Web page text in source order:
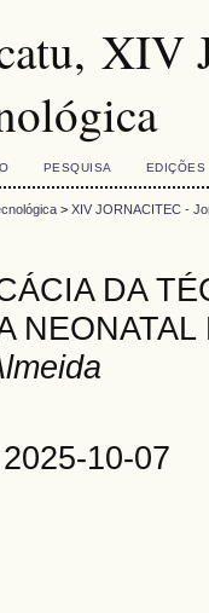
XIV
PESQUISA EDIÇÕES
> XIV JORNACITEC -
DA
10-07